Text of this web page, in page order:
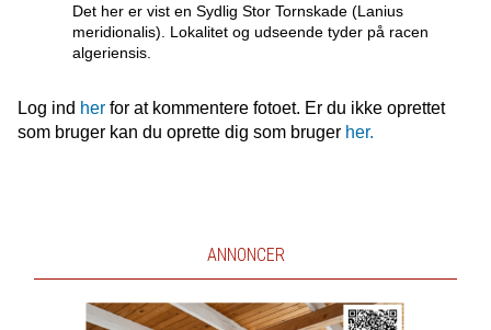
Det her er vist en Sydlig Stor Tornskade (Lanius
meridionalis). Lokalitet og udseende tyder på racen
algeriensis.
Log ind herfor at kommentere fotoet. Er du ikke oprettet
som bruger kan du oprette dig som bruger her.
ANNONCER